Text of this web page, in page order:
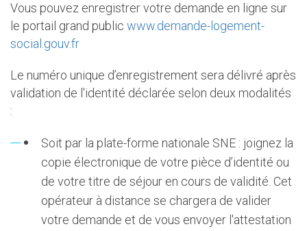
Vous pouvez enregistrer votre demande en ligne sur
le portail grand public www.demande-logement-
social.gouv.fr
Le numéro unique d’enregistrement sera délivré après
validation de l'identité déclarée selon deux modalités
:
Soit par la plate-forme nationale SNE : joignez la
copie électronique de votre pièce d’identité ou
de votre titre de séjour en cours de validité. Cet
opérateur à distance se chargera de valider
votre demande et de vous envoyer l'attestation